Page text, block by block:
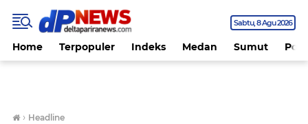
Sabtu 8 Agu 2026
Home Terpopuler Indeks Medan Sumut
› Headline